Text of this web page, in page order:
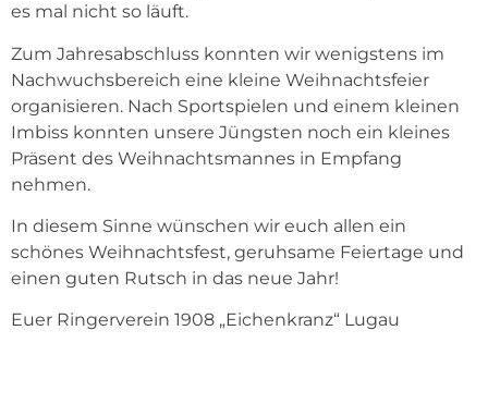
es mal nicht so läuft.
Zum Jahresabschluss konnten wir wenigstens im
Nachwuchsbereich eine kleine Weihnachtsfeier
organisieren. Nach Sportspielen und einem kleinen
Imbiss konnten unsere Jüngsten noch ein kleines
Präsent des Weihnachtsmannes in Empfang
nehmen.
In diesem Sinne wünschen wir euch allen ein
schönes Weihnachtsfest, geruhsame Feiertage und
einen guten Rutsch in das neue Jahr!
Euer Ringerverein 1908 „Eichenkranz“ Lugau